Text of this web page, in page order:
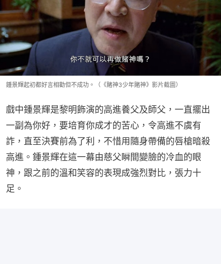
鍾景輝起初都好言相勸但不成功。（《賭神3少年賭神》影片截圖）
戲中鍾景輝是黎明飾演的高進養父及師父，一直擺出
一副為你好，要培育你成才的苦心，令高進不虞有
詐，直至決賽前為了利，不惜用隨身帶備的唇槍暗殺
高進。鍾景輝在這一幕由慈父瞬間變臉的冷血的眼
神，跟之前的溫和笑容的表現成強烈對比，張力十
足。